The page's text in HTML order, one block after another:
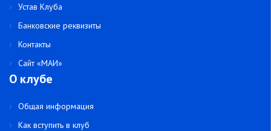
Устав Клуба
Банковские реквизиты
Контакты
Сайт «МАИ»
О клубе
Общая информация
Как вступить в клуб